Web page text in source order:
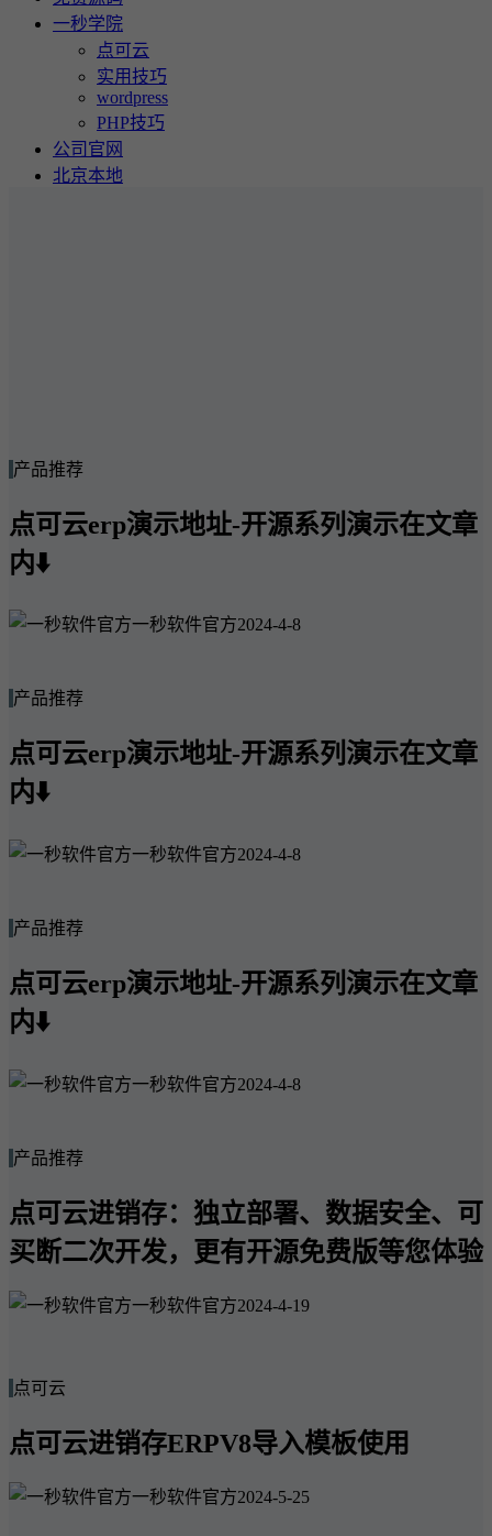
一秒学院
点可云
实用技巧
wordpress
PHP技巧
公司官网
北京本地
产品推荐
点可云erp演示地址-开源系列演示在文章
内⬇️
一秒软件官方2024-4-8
产品推荐
点可云erp演示地址-开源系列演示在文章
内⬇️
一秒软件官方2024-4-8
产品推荐
点可云erp演示地址-开源系列演示在文章
内⬇️
一秒软件官方2024-4-8
产品推荐
点可云进销存：独立部署、数据安全、可
买断二次开发，更有开源免费版等您体验
一秒软件官方2024-4-19
点可云
点可云进销存ERPV8导入模板使用
一秒软件官方2024-5-25